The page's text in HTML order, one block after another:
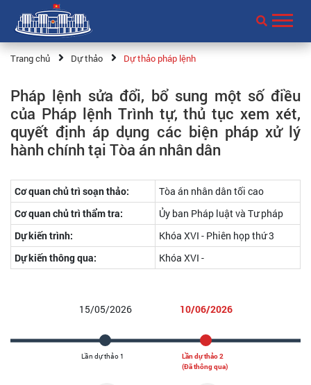
Trang chủ Dự thảo Dự thảo pháp lệnh
Pháp lệnh sửa đổi, bổ sung một số điều
của Pháp lệnh Trình tự, thủ tục xem xét,
quyết định áp dụng các biện pháp xử lý
hành chính tại Tòa án nhân dân
Cơ quan chủ trì soạn thảo:
Tòa án nhân dân tối cao
Cơ quan chủ trì thẩm tra:
Ủy ban Pháp luật và Tư pháp
Dự kiến trình:
Khóa XVI - Phiên họp thứ 3
Dự kiến thông qua:
Khóa XVI -